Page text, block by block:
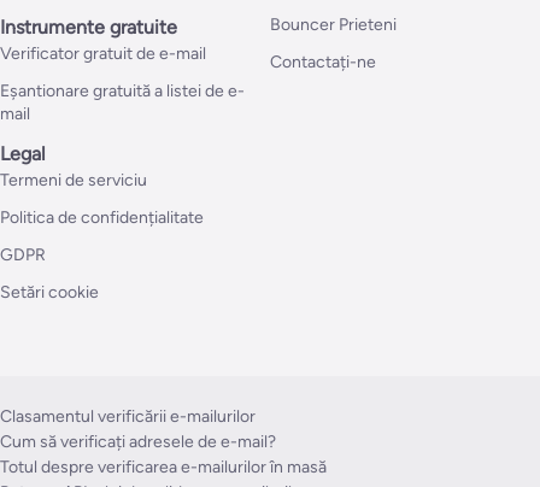
Instrumente gratuite
Verificator gratuit de e-mail
Eșantionare gratuită a listei de e-
mail
Bouncer Prieteni
Contactați-ne
Legal
Termeni de serviciu
Politica de confidențialitate
GDPR
Setări cookie
Clasamentul verificării e-mailurilor
Cum să verificați adresele de e-mail?
Totul despre verificarea e-mailurilor în masă